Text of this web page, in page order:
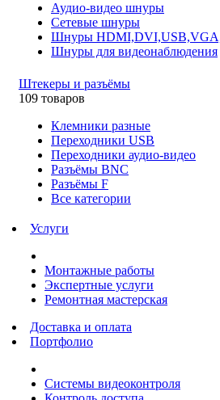
Аудио-видео шнуры
Сетевые шнуры
Шнуры
Шнуры для видеонаблюдения
Штекеры и разъёмы
109 товаров
Клемники разные
Переходники USB
Переходники аудио-видео
Разъёмы BNC
Разъёмы F
Все категории
Услуги
Монтажные работы
Экспертные услуги
Ремонтная мастерская
Доставка и оплата
Портфолио
Системы видеоконтроля